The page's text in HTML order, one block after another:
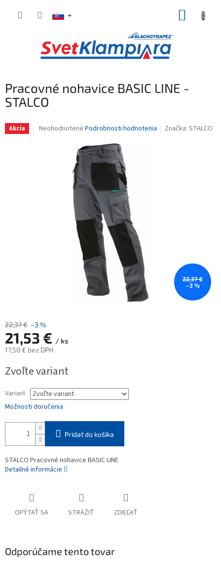
Pracovné nohavice BASIC LINE -
STALCO
Akcia
Priemerné
Neohodnotené Podrobnosti hodnotenia Značka:STALCO
22,37 €
–3 %
22,37 € –3 %
21,53 € / ks
17,50 € bez DPH
cena:
Zvoľte variant
Variant
Možnosti doručenia
Pridať do košíka
STALCO Pracovné nohavice BASIC LINE
Detailné informácie
OPÝTAŤ SA STRÁŽIŤ ZDIEĽAŤ
Odporúčame tento tovar